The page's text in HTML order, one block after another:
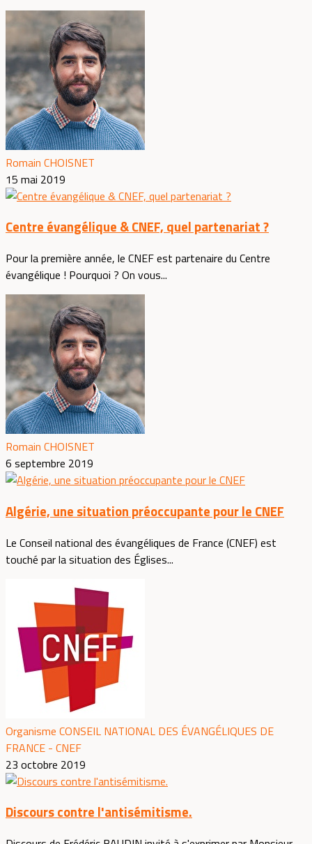
Romain CHOISNET
15 mai 2019
Centre évangélique & CNEF, quel partenariat ?
Pour la première année, le CNEF est partenaire du Centre
évangélique ! Pourquoi ? On vous...
Romain CHOISNET
6 septembre 2019
Algérie, une situation préoccupante pour le CNEF
Le Conseil national des évangéliques de France (CNEF) est
touché par la situation des Églises...
Organisme CONSEIL NATIONAL DES ÉVANGÉLIQUES DE
FRANCE - CNEF
23 octobre 2019
Discours contre l'antisémitisme.